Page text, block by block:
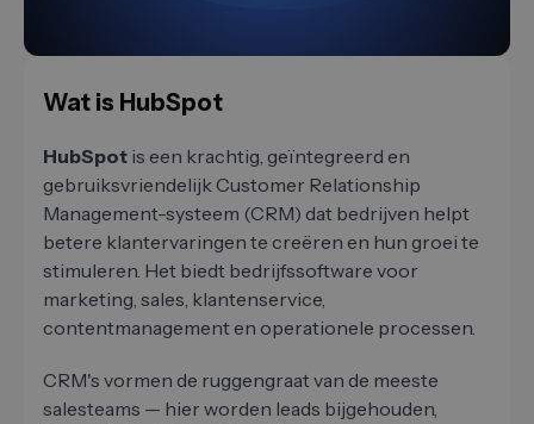
Wat is HubSpot
HubSpot is een krachtig, geïntegreerd en
gebruiksvriendelijk Customer Relationship
Management-systeem (CRM) dat bedrijven helpt
betere klantervaringen te creëren en hun groei te
stimuleren. Het biedt bedrijfssoftware voor
marketing, sales, klantenservice,
contentmanagement en operationele processen.
CRM's vormen de ruggengraat van de meeste
salesteams — hier worden leads bijgehouden,